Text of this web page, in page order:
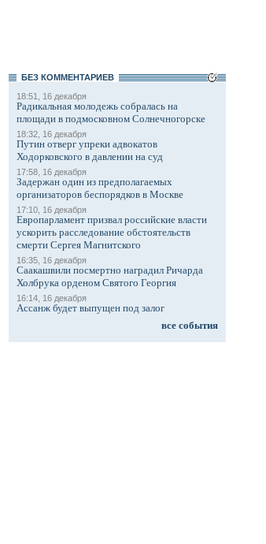
БЕЗ КОМMЕНТАРИЕВ
18:51, 16 декабря
Радикальная молодежь собралась на
площади в подмосковном Солнечногорске
18:32, 16 декабря
Путин отверг упреки адвокатов
Ходорковского в давлении на суд
17:58, 16 декабря
Задержан один из предполагаемых
организаторов беспорядков в Москве
17:10, 16 декабря
Европарламент призвал российские власти
ускорить расследование обстоятельств
смерти Сергея Магнитского
16:35, 16 декабря
Саакашвили посмертно наградил Ричарда
Холбрука орденом Святого Георгия
16:14, 16 декабря
Ассанж будет выпущен под залог
все события